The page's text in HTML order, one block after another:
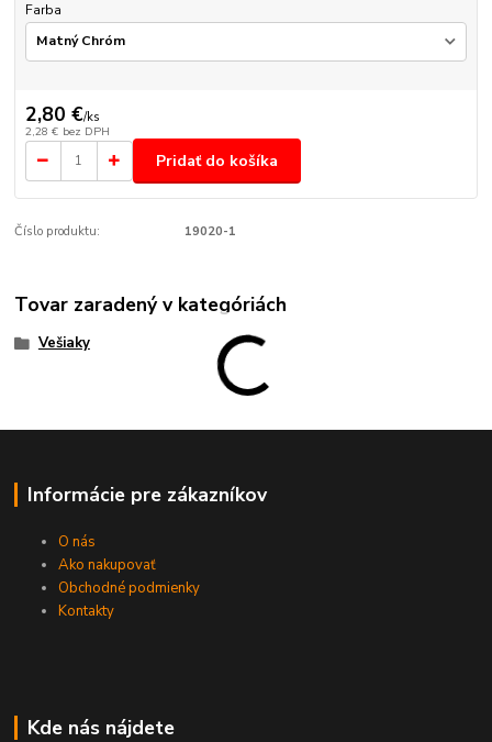
Farba
2,80 €/ks
2,28 € bez DPH
Pridať do košíka
Číslo produktu: 19020-1
Tovar zaradený v kategóriách
Vešiaky
Informácie pre zákazníkov
O nás
Ako nakupovať
Obchodné podmienky
Kontakty
Kde nás nájdete